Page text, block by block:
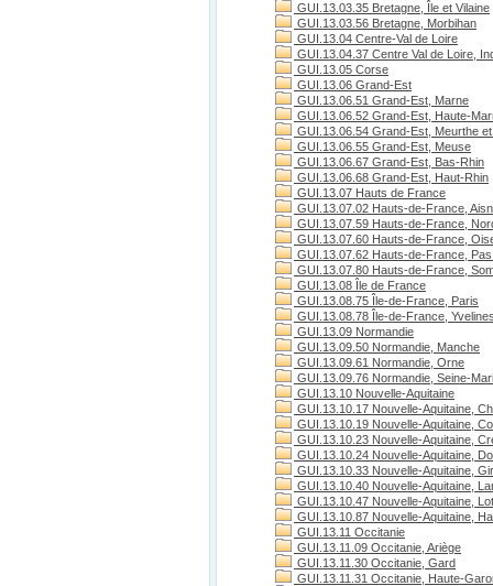
GUI.13.03.35 Bretagne, Île et Vilaine
GUI.13.03.56 Bretagne, Morbihan
GUI.13.04 Centre-Val de Loire
GUI.13.04.37 Centre Val de Loire,
GUI.13.05 Corse
GUI.13.06 Grand-Est
GUI.13.06.51 Grand-Est, Marne
GUI.13.06.52 Grand-Est, Haute-
GUI.13.06.54 Grand-Est, Meurthe
GUI.13.06.55 Grand-Est, Meuse
GUI.13.06.67 Grand-Est, Bas-Rhin
GUI.13.06.68 Grand-Est, Haut-Rhin
GUI.13.07 Hauts de France
GUI.13.07.02 Hauts-de-France,
GUI.13.07.59 Hauts-de-France,
GUI.13.07.60 Hauts-de-France,
GUI.13.07.62 Hauts-de-France,
GUI.13.07.80 Hauts-de-France,
GUI.13.08 Île de France
GUI.13.08.75 Île-de-France, Paris
GUI.13.08.78 Île-de-France,
GUI.13.09 Normandie
GUI.13.09.50 Normandie, Manche
GUI.13.09.61 Normandie, Orne
GUI.13.09.76 Normandie, Seine-
GUI.13.10 Nouvelle-Aquitaine
GUI.13.10.17 Nouvelle-Aquitaine,
GUI.13.10.19 Nouvelle-Aquitaine,
GUI.13.10.23 Nouvelle-Aquitaine,
GUI.13.10.24 Nouvelle-Aquitaine,
GUI.13.10.33 Nouvelle-Aquitaine,
GUI.13.10.40 Nouvelle-Aquitaine,
GUI.13.10.47 Nouvelle-Aquitaine,
GUI.13.10.87 Nouvelle-Aquitaine,
GUI.13.11 Occitanie
GUI.13.11.09 Occitanie, Ariège
GUI.13.11.30 Occitanie, Gard
GUI.13.11.31 Occitanie, Haute-